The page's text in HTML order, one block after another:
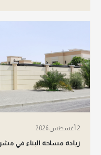
2 أغسطس 2026
زيادة مساحة البناء في